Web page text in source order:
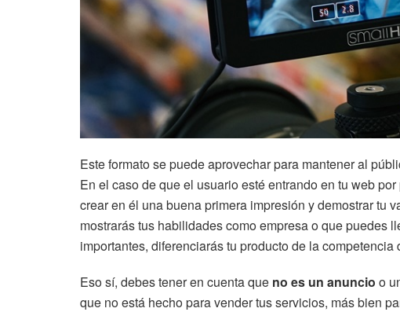
Este formato se puede aprovechar para mantener al
En el caso de que el usuario esté entrando en tu web
crear en él una buena primera impresión y demostrar tu
mostrarás tus habilidades como empresa o que puedes
importantes, diferenciarás tu producto de la
Eso sí, debes tener en cuenta que no es un anuncio o
que no está hecho para vender tus servicios, más bien